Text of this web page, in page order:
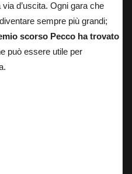
d’uscita. Ogni gara che
sempre più grandi;
scorso Pecco ha trovato
può essere utile per